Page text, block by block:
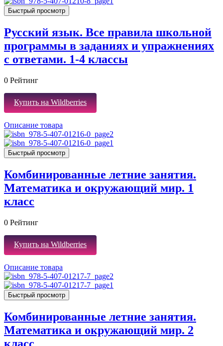
Быстрый просмотр
Русский язык. Все правила школьной
программы в заданиях и упражнениях
с ответами. 1-4 классы
0 Рейтинг
Купить на Wildberries
Описание товара
Быстрый просмотр
Комбинированные летние занятия.
Математика и окружающий мир. 1
класс
0 Рейтинг
Купить на Wildberries
Описание товара
Быстрый просмотр
Комбинированные летние занятия.
Математика и окружающий мир. 2
класс